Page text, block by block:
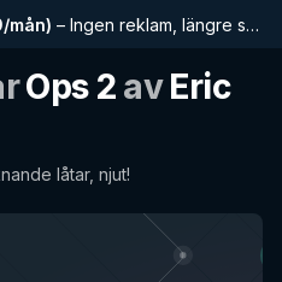
mån) – Ingen reklam, längre spellistor, komplett historik och tidig tillgång till nya funktioner
Ops 2 avEric
låtar, njut!